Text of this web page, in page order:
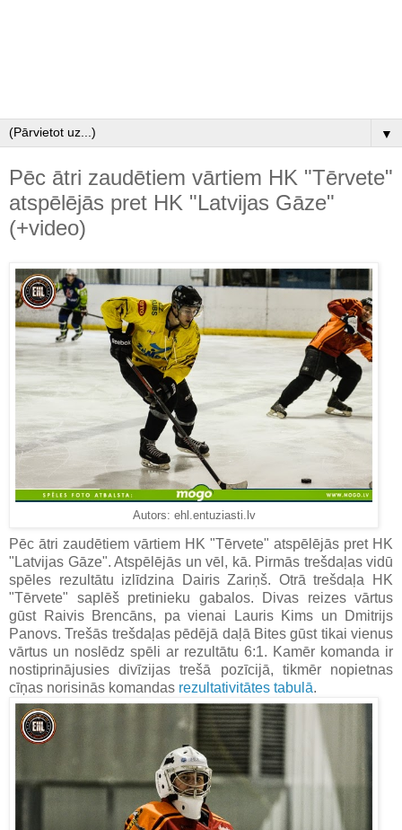
▼
Pēc ātri zaudētiem vārtiem HK "Tērvete"
atspēlējās pret HK "Latvijas Gāze"
(+video)
Autors: ehl.entuziasti.lv
Pēc ātri zaudētiem vārtiem HK "Tērvete" atspēlējās pret HK
"Latvijas Gāze". Atspēlējās un vēl, kā. Pirmās trešdaļas vidū
spēles rezultātu izlīdzina Dairis Zariņš. Otrā trešdaļa HK
"Tērvete" saplēš pretinieku gabalos. Divas reizes vārtus
gūst Raivis Brencāns, pa vienai Lauris Kims un Dmitrijs
Panovs. Trešās trešdaļas pēdējā daļā Bites gūst tikai vienus
vārtus un noslēdz spēli ar rezultātu 6:1. Kamēr komanda ir
nostiprinājusies divīzijas trešā pozīcijā, tikmēr nopietnas
cīņas norisinās komandas rezultativitātes tabulā.